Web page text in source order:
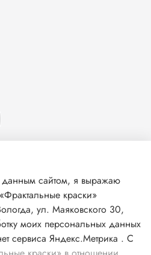
сайтом, я выражаю
краски»
ул. Маяковского 30,
моих персональных данных
сервиса Яндекс.Метрика . С